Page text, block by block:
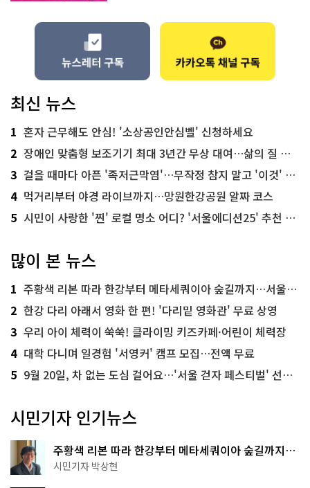
최신 뉴스
1 혼자 근무해도 안심! '소상공인안심벨' 신청하세요
2 장애인 맞춤형 보조기기 최대 3년간 무상 대여…삶의 질 높인다
3 걸을 때마다 아픈 '족저근막염'…무작정 참지 말고 '이것' 해보세요!
4 먹거리부터 야경 라이브까지…망원한강공원 알짜 코스
5 시민이 사랑한 '찐' 로컬 명소 어디? '서울에디션25' 추천 코스
많이 본 뉴스
1 주황색 리본 따라 한강부터 메타세쿼이아 숲길까지…서울둘레길 15코스
2 한강 다리 아래서 영화 한 편! '다리밑 영화관' 무료 상영
3 우리 아이 체력이 쑥쑥! 클라이밍 키즈카페·어린이 체력장
4 대학 다니며 일경험 '서영커' 캠프 모집…전액 무료
5 9월 20일, 차 없는 도심 걸어요…'서울 걷자 페스티벌' 선착순 5천명
시민기자 인기뉴스
주황색 리본 따라 한강부터 메타세쿼이아 숲길까지…
서울둘레길 15코스
시민기자 박상현